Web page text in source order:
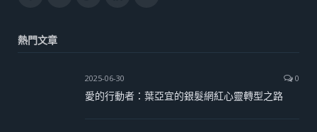
熱門文章
2025-06-30 0
愛的行動者：葉亞宜的銀髮網紅心靈轉型之路